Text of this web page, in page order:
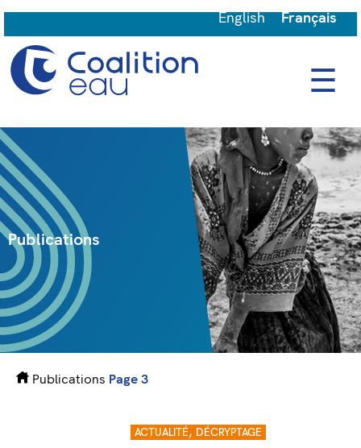
☰
Publications
Publications Page 3
ACTUALITÉ, DÉCRYPTAGE
English Français